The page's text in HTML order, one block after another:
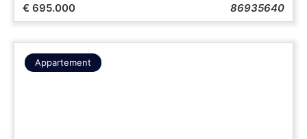
€ 695.000 86935640
Appartement